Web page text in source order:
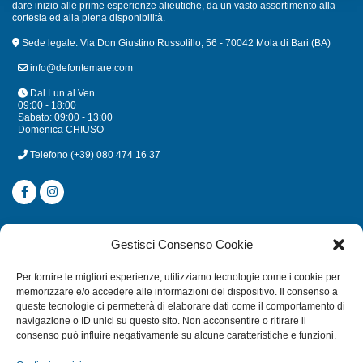
Gestisci Consenso Cookie
Per fornire le migliori esperienze, utilizziamo tecnologie come i cookie per
memorizzare e/o accedere alle informazioni del dispositivo. Il consenso a
queste tecnologie ci permetterà di elaborare dati come il comportamento di
navigazione o ID unici su questo sito. Non acconsentire o ritirare il
consenso può influire negativamente su alcune caratteristiche e funzioni.
dare inizio alle prime esperienze alieutiche, da un vasto assortimento alla
cortesia ed alla piena disponibilità.
Sede legale: Via Don Giustino Russolillo, 56 - 70042 Mola di Bari (BA)
info@defontemare.com
Dal Lun al Ven.
09:00 - 18:00
Sabato: 09:00 - 13:00
Domenica CHIUSO
Telefono (+39) 080 474 16 37
CATEGORIE
MULINELLI
CANNE
ACCESSORI NAUTICI